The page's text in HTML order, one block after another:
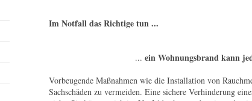
Im Notfall das Richtige tun ...
...ein Wohnungsbrand kann
Vorbeugende Maßnahmen wie die Installation von
Sachschäden zu vermeiden. Eine sichere Verhinderung